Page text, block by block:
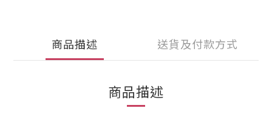
商品描述 送貨及付款方式
商品描述